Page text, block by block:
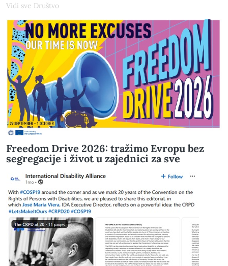
Vidi sve Društvo
Freedom Drive 2026: tražimo Evropu bez
segregacije i život u zajednici za sve